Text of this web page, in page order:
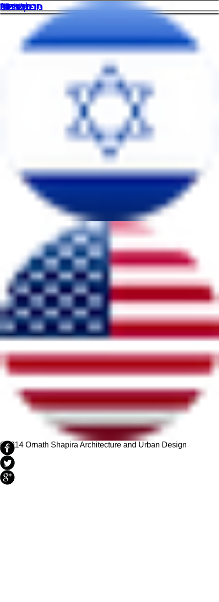
תמ"א 38
תחרויות
תכנון עירוני
מבני ציבורי
מסחר
תמ"א 38
הרצל - הסדנה
©2014 Ornath Shapira Architecture and Urban Design